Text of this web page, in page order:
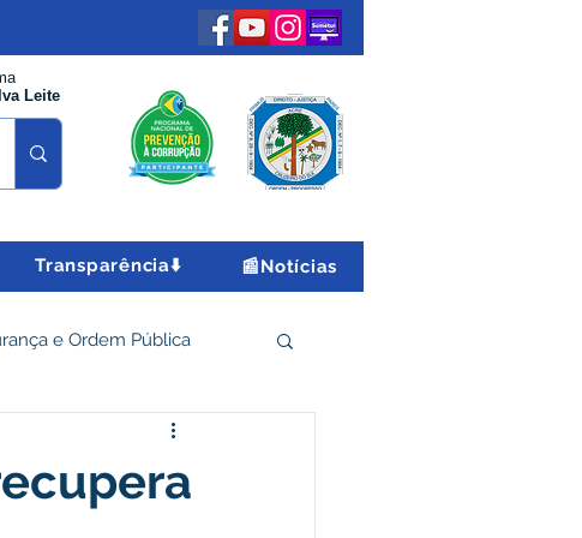
Leite
Transparência⬇️ 📰Notícias
e Ordem Pública
Econômico e Turismo